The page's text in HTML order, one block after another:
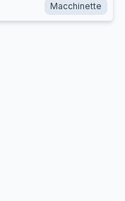
Macchinette